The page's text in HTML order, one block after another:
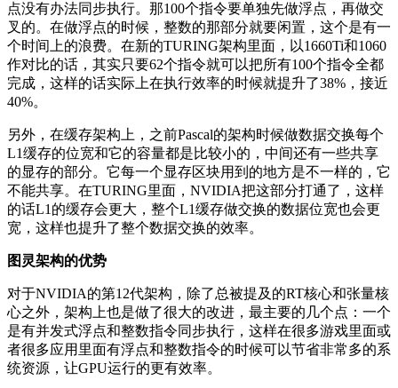
点没有办法同步执行。那100个指令要单独先做浮点，再做交
叉的。在做浮点的时候，整数的那部分就要闲置，这个是有一
个时间上的浪费。在新的TURING架构里面，以1660Ti和1060
作对比的话，其实只要62个指令就可以把所有100个指令全都
完成，这样的话实际上在执行效率的时候就提升了38%，接近
40%。
另外，在缓存架构上，之前Pascal的架构时候做数据交换每个
L1缓存的位宽和它的容量都是比较小的，中间还有一些共享
的显存的部分。它每一个显存区块用到的地方是不一样的，它
不能共享。在TURING里面，NVIDIA把这部分打通了，这样
的话L1的缓存会更大，整个L1缓存做交换的数据位宽也会更
宽，这样也提升了整个数据交换的效率。
图灵架构的优势
对于NVIDIA的第12代架构，除了总被提及的RT核心和张量核
心之外，架构上也是做了很大的改进，最主要的几个点：一个
是有并发式浮点和整数指令同步执行，这样在很多游戏里面或
者很多应用里面有浮点和整数指令的时候可以节省非常多的系
统资源，让GPU运行的更有效率。